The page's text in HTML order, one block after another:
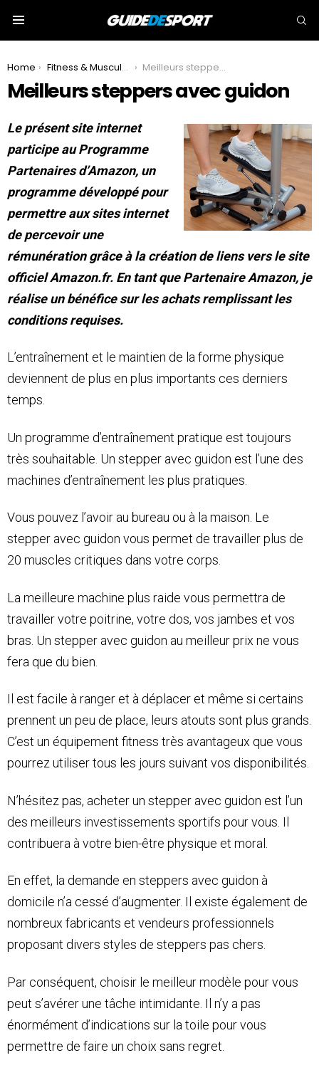
You are here:
Home Fitness & Musculation Meilleurs steppers avec guidon
Meilleurs steppers avec guidon
Le présent site internet
participe au Programme
Partenaires d’Amazon, un
programme développé pour
permettre aux sites internet
de percevoir une
rémunération grâce à la création de liens vers le site
officiel Amazon.fr. En tant que Partenaire Amazon, je
réalise un bénéfice sur les achats remplissant les
conditions requises.
L’entraînement et le maintien de la forme physique
deviennent de plus en plus importants ces derniers
temps.
Un programme d’entraînement pratique est toujours
très souhaitable. Un stepper avec guidon est l’une des
machines d’entraînement les plus pratiques.
Vous pouvez l’avoir au bureau ou à la maison. Le
stepper avec guidon vous permet de travailler plus de
20 muscles critiques dans votre corps.
La meilleure machine plus raide vous permettra de
travailler votre poitrine, votre dos, vos jambes et vos
bras. Un stepper avec guidon au meilleur prix ne vous
fera que du bien.
Il est facile à ranger et à déplacer et même si certains
prennent un peu de place, leurs atouts sont plus grands.
C’est un équipement fitness très avantageux que vous
pourrez utiliser tous les jours suivant vos disponibilités.
N’hésitez pas, acheter un stepper avec guidon est l’un
des meilleurs investissements sportifs pour vous. Il
contribuera à votre bien-être physique et moral.
En effet, la demande en steppers avec guidon à
domicile n’a cessé d’augmenter. Il existe également de
nombreux fabricants et vendeurs professionnels
proposant divers styles de steppers pas chers.
Par conséquent, choisir le meilleur modèle pour vous
peut s’avérer une tâche intimidante. Il n’y a pas
énormément d’indications sur la toile pour vous
permettre de faire un choix sans regret.